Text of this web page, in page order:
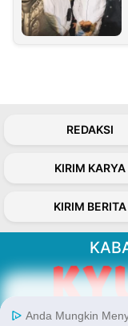
REDAKSI
KIRIM KARYA
KIRIM BERITA